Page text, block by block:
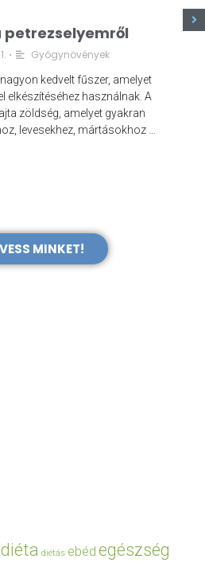
petrezselyemről
• Gyógynövények
kedvelt fűszer, amelyet
elkészítéséhez használnak. A
zöldség, amelyet gyakran
levesekhez, mártásokhoz …
MINKET!
diéta diétás ebéd egészség